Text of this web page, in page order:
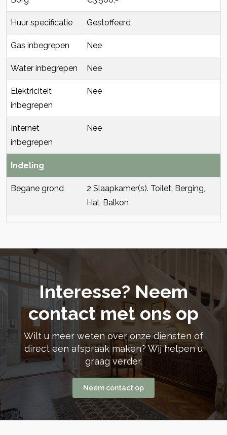
Huur specificatie Gestoffeerd
Gas inbegrepen Nee
Water inbegrepen Nee
Elektriciteit
inbegrepen
Nee
Internet
inbegrepen
Nee
Indeling
Begane grond
2 Slaapkamer(s). Toilet, Berging,
Hal, Balkon
Interesse? Neem
contact met ons op
Wilt u meer weten over onze diensten of
direct een afspraak maken? Wij helpen u
graag verder.
Neem contact op